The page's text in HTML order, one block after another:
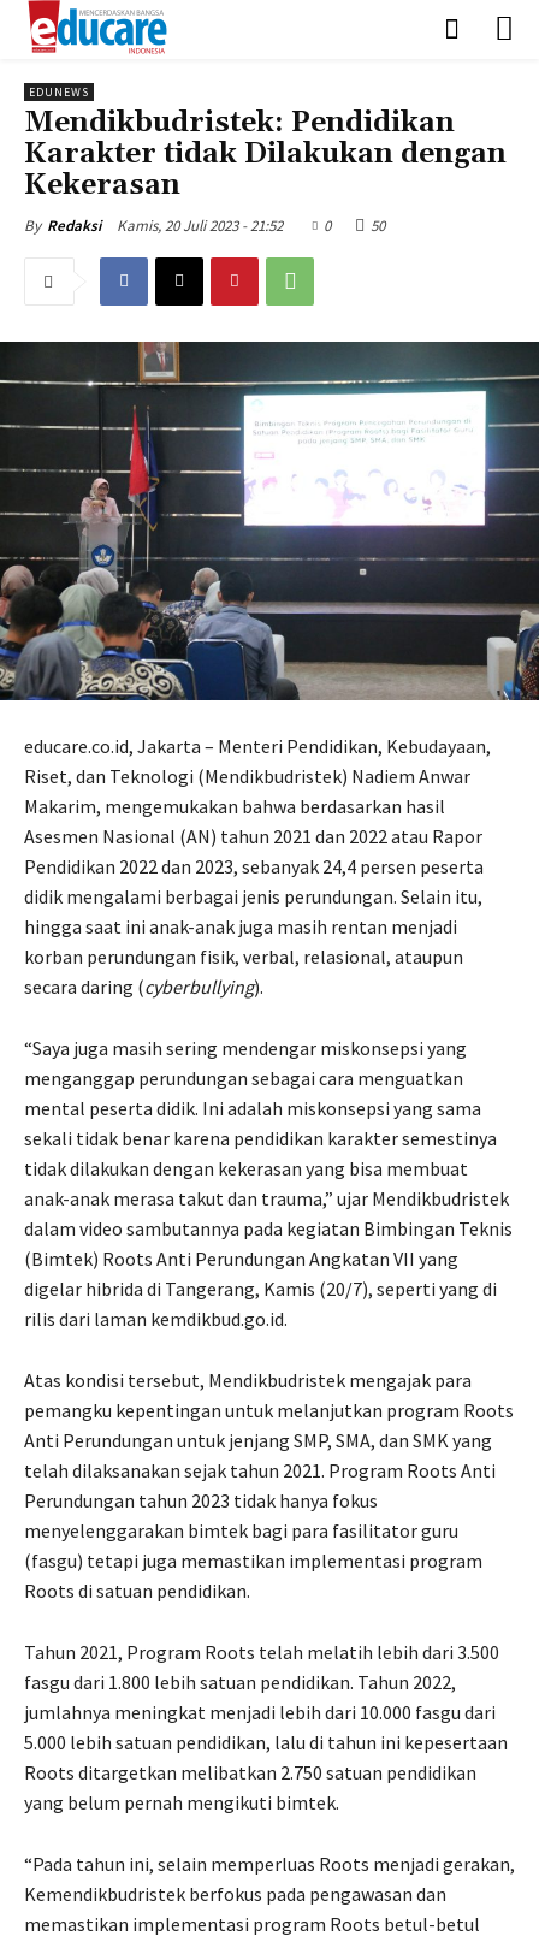
EDUNEWS
Mendikbudristek: Pendidikan
Karakter tidak Dilakukan dengan
Kekerasan
By Redaksi Kamis, 20 Juli 2023 - 21:52 0 50
educare.co.id, Jakarta – Menteri Pendidikan, Kebudayaan,
Riset, dan Teknologi (Mendikbudristek) Nadiem Anwar
Makarim, mengemukakan bahwa berdasarkan hasil
Asesmen Nasional (AN) tahun 2021 dan 2022 atau Rapor
Pendidikan 2022 dan 2023, sebanyak 24,4 persen peserta
didik mengalami berbagai jenis perundungan. Selain itu,
hingga saat ini anak-anak juga masih rentan menjadi
korban perundungan fisik, verbal, relasional, ataupun
secara daring (cyberbullying).
“Saya juga masih sering mendengar miskonsepsi yang
menganggap perundungan sebagai cara menguatkan
mental peserta didik. Ini adalah miskonsepsi yang sama
sekali tidak benar karena pendidikan karakter semestinya
tidak dilakukan dengan kekerasan yang bisa membuat
anak-anak merasa takut dan trauma,” ujar Mendikbudristek
dalam video sambutannya pada kegiatan Bimbingan Teknis
(Bimtek) Roots Anti Perundungan Angkatan VII yang
digelar hibrida di Tangerang, Kamis (20/7), seperti yang di
rilis dari laman kemdikbud.go.id.
Atas kondisi tersebut, Mendikbudristek mengajak para
pemangku kepentingan untuk melanjutkan program Roots
Anti Perundungan untuk jenjang SMP, SMA, dan SMK yang
telah dilaksanakan sejak tahun 2021. Program Roots Anti
Perundungan tahun 2023 tidak hanya fokus
menyelenggarakan bimtek bagi para fasilitator guru
(fasgu) tetapi juga memastikan implementasi program
Roots di satuan pendidikan.
Tahun 2021, Program Roots telah melatih lebih dari 3.500
fasgu dari 1.800 lebih satuan pendidikan. Tahun 2022,
jumlahnya meningkat menjadi lebih dari 10.000 fasgu dari
5.000 lebih satuan pendidikan, lalu di tahun ini kepesertaan
Roots ditargetkan melibatkan 2.750 satuan pendidikan
yang belum pernah mengikuti bimtek.
“Pada tahun ini, selain memperluas Roots menjadi gerakan,
Kemendikbudristek berfokus pada pengawasan dan
memastikan implementasi program Roots betul-betul